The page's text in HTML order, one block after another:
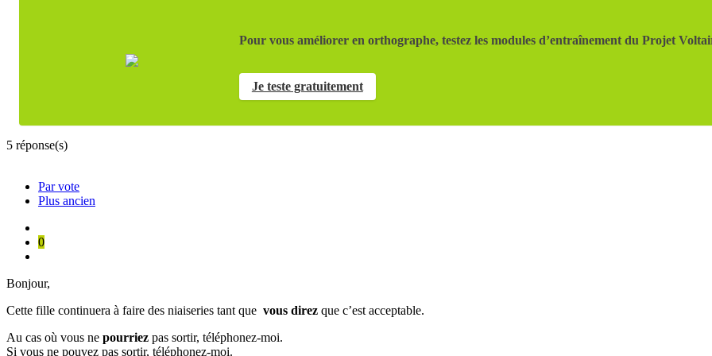
Pour vous améliorer en orthographe, testez les modules d’entraînement du Projet
Je teste gratuitement
5 réponse(s)
Par vote
Plus ancien
0
Bonjour,
Cette fille continuera à faire des niaiseries tant que vous direz que c’est acceptable.
Au cas où vous ne pourriez pas sortir, téléphonez-moi.
Si vous ne pouvez pas sortir, téléphonez-moi.